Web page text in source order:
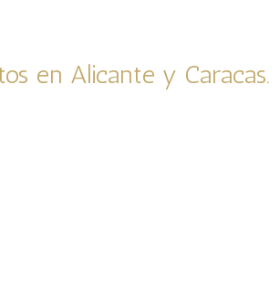
en Alicante y Caracas.